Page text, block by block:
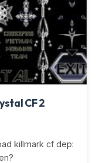
CF 2
killmark cf dep: